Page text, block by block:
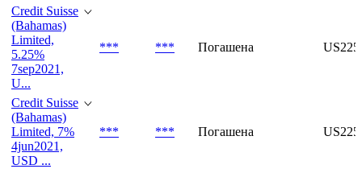
Credit Suisse
(Bahamas)
Limited,
5.25%
7sep2021,
U...
*** *** Погашена
Credit Suisse
(Bahamas)
Limited, 7%
4jun2021,
USD ...
*** *** Погашена